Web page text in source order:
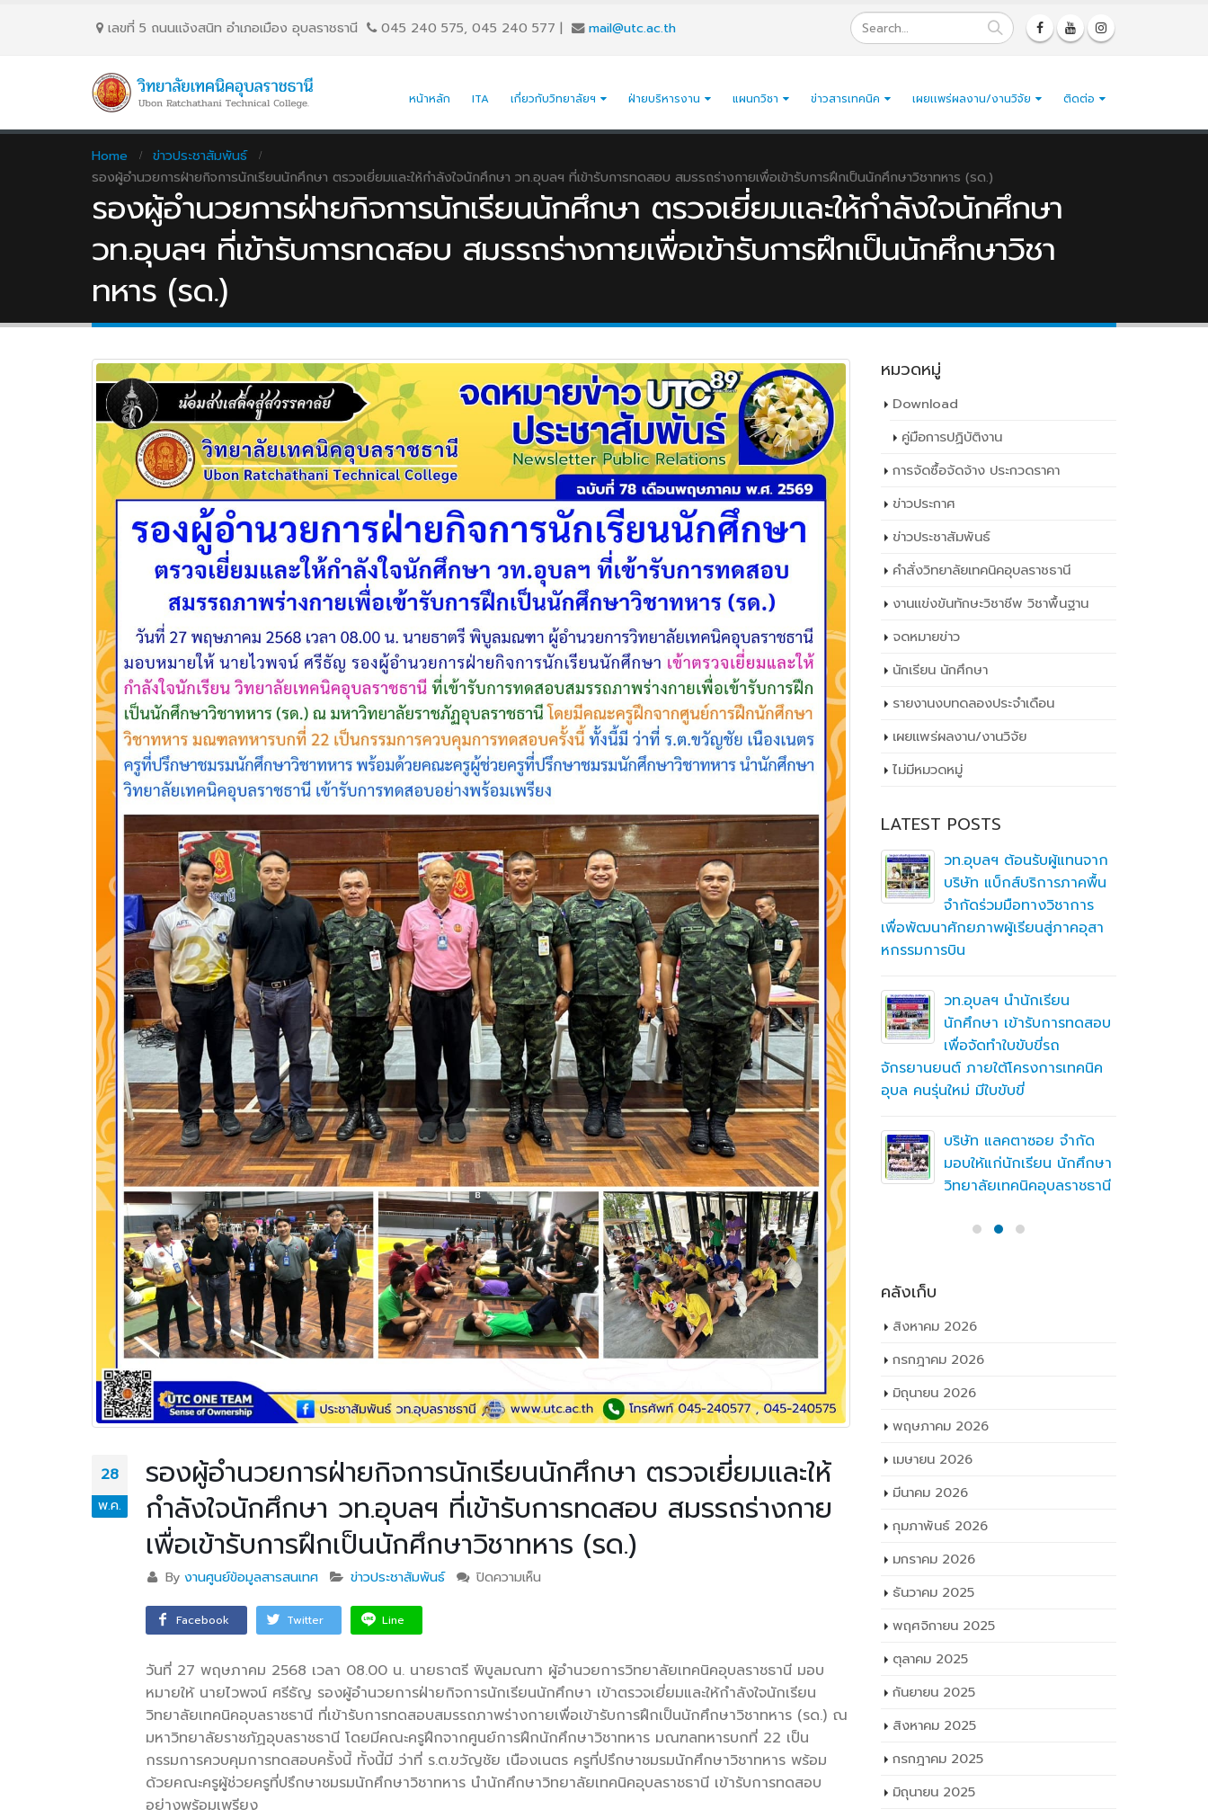
เลขที่ 5 ถนนเเจ้งสนิท อำเภอเมือง อุบลราชธานี 045 240 575, 045 240 577 | mail@utc.ac.th
หน้าหลัก ITA เกี่ยวกับวิทยาลัยฯ ฝ่ายบริหารงาน แผนกวิชา ข่าวสารเทคนิค เผยเเพร่ผลงาน/งานวิจัย ติดต่อ
Home
ข่าวประชาสัมพันธ์
รองผู้อำนวยการฝ่ายกิจการนักเรียนนักศึกษา ตรวจเยี่ยมและให้กำลังใจนักศึกษา วท.อุบลฯ ที่เข้ารับการทดสอบ สมรรถร่างกายเพื่อเข้ารับการฝึกเป็นนักศึกษาวิชาทหาร (รด.)
รองผู้อำนวยการฝ่ายกิจการนักเรียนนักศึกษา ตรวจเยี่ยมและให้กำลังใจนักศึกษา
วท.อุบลฯ ที่เข้ารับการทดสอบ สมรรถร่างกายเพื่อเข้ารับการฝึกเป็นนักศึกษาวิชา
ทหาร (รด.)
28
พ.ค.
รองผู้อำนวยการฝ่ายกิจการนักเรียนนักศึกษา ตรวจเยี่ยมและให้
กำลังใจนักศึกษา วท.อุบลฯ ที่เข้ารับการทดสอบ สมรรถร่างกาย
เพื่อเข้ารับการฝึกเป็นนักศึกษาวิชาทหาร (รด.)
Byงานศูนย์ข้อมูลสารสนเทศ ข่าวประชาสัมพันธ์ ปิดความเห็น
Facebook Twitter Line
วันที่ 27 พฤษภาคม 2568 เวลา 08.00 น. นายธาตรี พิบูลมณฑา ผู้อำนวยการวิทยาลัยเทคนิคอุบลราชธานี มอบ
หมายให้ นายไวพจน์ ศรีธัญ รองผู้อำนวยการฝ่ายกิจการนักเรียนนักศึกษา เข้าตรวจเยี่ยมและให้กำลังใจนักเรียน
วิทยาลัยเทคนิคอุบลราชธานี ที่เข้ารับการทดสอบสมรรถภาพร่างกายเพื่อเข้ารับการฝึกเป็นนักศึกษาวิชาทหาร (รด.) ณ
มหาวิทยาลัยราชภัฏอุบลราชธานี โดยมีคณะครูฝึกจากศูนย์การฝึกนักศึกษาวิชาทหาร มณฑลทหารบกที่ 22 เป็น
กรรมการควบคุมการทดสอบครั้งนี้ ทั้งนี้มี ว่าที่ ร.ต.ขวัญชัย เนืองเนตร ครูที่ปรึกษาชมรมนักศึกษาวิชาทหาร พร้อม
ด้วยคณะครูผู้ช่วยครูที่ปรึกษาชมรมนักศึกษาวิชาทหาร นำนักศึกษาวิทยาลัยเทคนิคอุบลราชธานี เข้ารับการทดสอบ
อย่างพร้อมเพรียง
หมวดหมู่
Download
คู่มือการปฏิบัติงาน
การจัดซื้อจัดจ้าง ประกวดราคา
ข่าวประกาศ
ข่าวประชาสัมพันธ์
คำสั่งวิทยาลัยเทคนิคอุบลราชธานี
งานแข่งขันทักษะวิชาชีพ วิชาพื้นฐาน
จดหมายข่าว
นักเรียน นักศึกษา
รายงานงบทดลองประจำเดือน
เผยเเพร่ผลงาน/งานวิจัย
ไม่มีหมวดหมู่
LATEST POSTS
วท.อุบลฯ ต้อนรับผู้แทนจาก
บริษัท แบ็กส์บริการภาคพื้น
จำกัดร่วมมือทางวิชาการ
เพื่อพัฒนาศักยภาพผู้เรียนสู่ภาคอุสา
หกรรมการบิน
วท.อุบลฯ นำนักเรียน
นักศึกษา เข้ารับการทดสอบ
เพื่อจัดทำใบขับขี่รถ
จักรยานยนต์ ภายใต้โครงการเทคนิค
อุบล คนรุ่นใหม่ มีใบขับขี่
บริษัท แลคตาซอย จำกัด
มอบให้แก่นักเรียน นักศึกษา
วิทยาลัยเทคนิคอุบลราชธานี
วท.อุบลฯ ต้อนรับคณะ
กรรมการติดตามการ
ติดตามการดำเนินงานของ
สถานศึกษาในการขับเคลื่อนการจัดการ
อาชีวศึกษา ปีงบประมาณ พ.ศ. 2569
ประกาศวิทยาลัยเทคนิ
อุบลราชธานี การรับบุคคลเข้าศึกษาต่อ
ปีการศึกษา 2563 ประเภทโควตา
วท.อุบลฯ จัดประชุมเพื่อสร้าง
ความเข้าใจ เกี่ยวกับคู่มือ
Maintenance Training
Organisation Exposition (MTOE)
วท.อุบลฯ ลงนามบันทึกความ
เข้าใจร่วมมือ (MOU) ร่วมกับ
บริษัท ทีเจซี คอร์ปอเรชั่น
จำกัด เพื่อการเรียนการสอน
อาชีวศึกษา
วท.อุบลฯ ต้อนรับผู้แทนจาก
บริษัท แบ็กส์บริการภาคพื้น
จำกัดร่วมมือทางวิชาการ
เพื่อพัฒนาศักยภาพผู้เรียนสู่ภาคอุสา
หกรรมการบิน
วท.อุบลฯ นำนักเรียน
นักศึกษา เข้ารับการทดสอบ
เพื่อจัดทำใบขับขี่รถ
จักรยานยนต์ ภายใต้โครงการเทคนิค
อุบล คนรุ่นใหม่ มีใบขับขี่
บริษัท แลคตาซอย จำกัด
มอบให้แก่นักเรียน นักศึกษา
วิทยาลัยเทคนิคอุบลราชธานี
คลังเก็บ
สิงหาคม 2026
กรกฎาคม 2026
มิถุนายน 2026
พฤษภาคม 2026
เมษายน 2026
มีนาคม 2026
กุมภาพันธ์ 2026
มกราคม 2026
ธันวาคม 2025
พฤศจิกายน 2025
ตุลาคม 2025
กันยายน 2025
สิงหาคม 2025
กรกฎาคม 2025
มิถุนายน 2025